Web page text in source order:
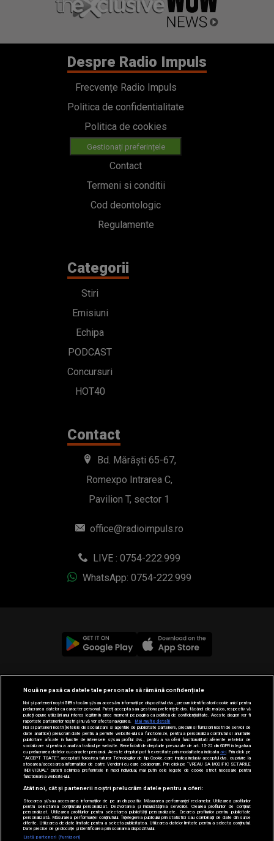
Despre Radio Impuls
Frecvențe Radio Impuls
Politica de confidentialitate
Politica de cookies
Gestionați preferințele
Contact
Termeni si conditii
Cod deontologic
Regulamente
Categorii
Stiri
Emisiuni
Echipa
PODCAST
Concursuri
HOT40
Contact
Bd. Mărăști 65-67,
Romexpo Intrarea C,
Pavilion T, sector 1
office@radioimpuls.ro
LIVE : 0754-222.999
WhatsApp: 0754-222.999
© 2019-2026 DOGAN MEDIA INTERNATIONAL SA, Toate
drepturile rezervate.
Nouă ne pasă ca datele tale personale să rămână confidențiale
Noi și partenerii noștri589stocăm și/sau accesăm informații pe dispozitivul dvs., precum identificatorii cookie unici pentru
prelucrarea datelor cu caracter personal. Puteți accepta sau gestiona preferințele dvs. făcând clic mai jos, respectiv vă
puteți opune utilizării unui interes legitim în orice moment pe pagina cu politica de confidențialitate. Aceste alegeri vor fi
raportate partenerilor noștri și nu vă vor afecta navigarea.
Mai multe detalii
Noi si partenerii nostri (retelele de socializare si agentiile de publicitate partenere, precum si furnizorii nostri de servicii de
date analitice) prelucram date pentru a permite website-ului sa functioneze, pentru a personaliza continutul si anunturile
publicitare afisate in functie de interesele si/sau profilul dvs., pentru a va oferi functionalitati aferente retelelor de
socializare si pentru a analiza traficul pe website. Beneficiati de drepturile prevazute de art. 15-22 din GDPR in legatura
cu prelucrarea datelor cu caracter personal. Aceste drepturi pot fi exercitate prin modalitatea indicataaici . Prin click pe
“ACCEPT TOATE”, acceptati folosirea tuturor Tehnologiilor de tip Cookie, care implica inclusiv acceptul dvs. cu privire la
stocarea/accesarea informatiilor de catre Vendor-ii cu care colaboram. Prin click pe “VREAU SA MODIFIC SETARILE
INDIVIDUAL” puteti schimba preferintele in mod individual, mai putin cele legate de cookie strict necesare pentru
functionarea website-ului.
Atât noi, cât și partenerii noștri prelucrăm datele pentru a oferi:
Stocarea și/sau accesarea informațiilor de pe un dispozitiv. Măsurarea performanței reclamelor. Utilizarea profilurilor
pentru selectarea conținutului personalizat. Dezvoltarea și îmbunătățirea serviciilor. Crearea profilurilor de conținut
personalizat. Utilizarea profilurilor pentru selectarea publicității personalizate. Crearea profilurilor pentru publicitate
personalizată. Măsurarea performanței conținutului. Înțelegerea publicului prin statistici sau combinații de date din surse
diferite. Utilizarea de date limitate pentru a selecta publicitatea. Utilizarea datelor limitate pentru a selecta conținutul.
Date precise de geolocație și identificarea prin scanarea dispozitivului.
Listă parteneri (furnizori)